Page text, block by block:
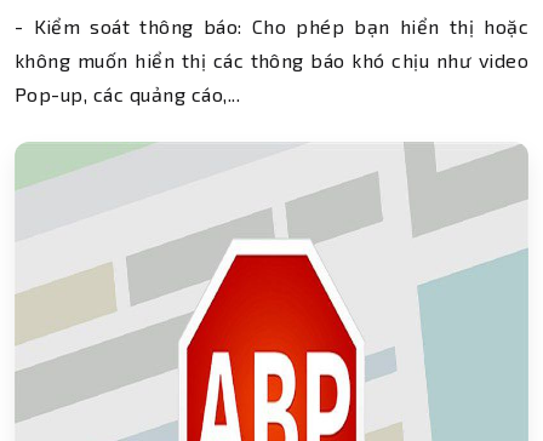
- Kiểm soát thông báo: Cho phép bạn hiển thị hoặc
không muốn hiển thị các thông báo khó chịu như video
Pop-up, các quảng cáo,...